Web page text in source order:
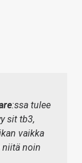
:ssa tulee
sit tb3,
vaikka
niitä noin